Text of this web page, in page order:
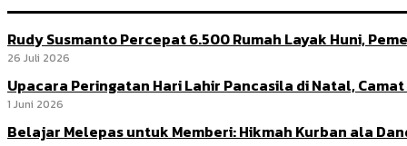
Rudy Susmanto Percepat 6.500 Rumah Layak Huni,
26 Juli 2026
Upacara Peringatan Hari Lahir Pancasila di Natal,
1 Juni 2026
Belajar Melepas untuk Memberi: Hikmah Kurban ala